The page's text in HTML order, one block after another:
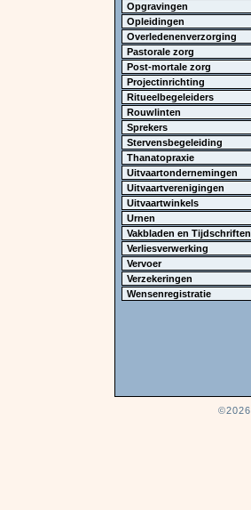
Opgravingen
Opleidingen
Overledenenverzorging
Pastorale zorg
Post-mortale zorg
Projectinrichting
Ritueelbegeleiders
Rouwlinten
Sprekers
Stervensbegeleiding
Thanatopraxie
Uitvaartondernemingen
Uitvaartverenigingen
Uitvaartwinkels
Urnen
Vakbladen en Tijdschriften
Verliesverwerking
Vervoer
Verzekeringen
Wensenregistratie
©2026